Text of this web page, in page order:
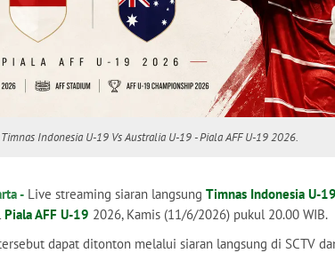
Indonesia U-19 Vs Australia U-19 - Piala AFF U-19 2026.
- Live streaming siaran langsung Timnas Indonesia U-19
Piala AFF U-19 2026, Kamis (11/6/2026) pukul 20.00 WIB.
dapat ditonton melalui siaran langsung di SCTV